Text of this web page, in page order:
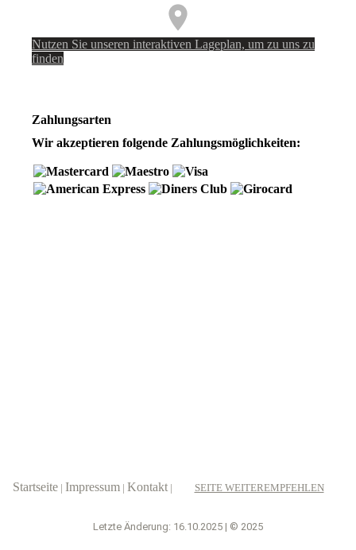
Nutzen Sie unseren interaktiven La­ge­plan, um zu uns zu
finden
Zahlungsarten
Wir akzeptieren folgende Zahlungsmöglichkeiten:
Startseite| Impressum| Kontakt| SEITE WEITEREMPFEHLEN
Letzte Änderung: 16.10.2025 | © 2025